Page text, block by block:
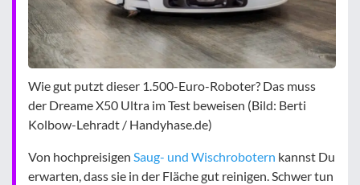
Wie gut putzt dieser 1.500-Euro-Roboter? Das muss
der Dreame X50 Ultra im Test beweisen (Bild: Berti
Kolbow-Lehradt / Handyhase.de)
Von hochpreisigen Saug- und Wischrobotern kannst Du
erwarten, dass sie in der Fläche gut reinigen. Schwer tun